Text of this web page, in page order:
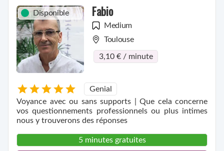
Disponible Fabio
Medium
Toulouse
3,10 € / minute
Genial
Voyance avec ou sans supports | Que cela concerne
vos questionnements professionnels ou plus intimes
nous y trouverons des réponses
5 minutes gratuites